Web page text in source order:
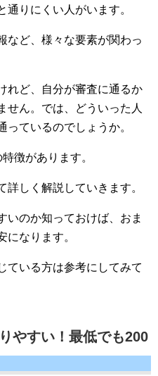
りにくい人がいます。
など、様々な要素が関わっ
れど、自分が審査に通るか
せん。では、どういった人
ているのでしょうか。
徴があります。
詳しく解説していきます。
いのか知っておけば、おま
になります。
ている方は参考にしてみて
やすい！最低でも200